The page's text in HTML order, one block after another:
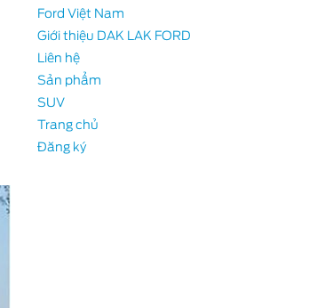
Ford Việt Nam
Giới thiệu DAK LAK FORD
Liên hệ
Sản phẩm
SUV
Trang chủ
Đăng ký